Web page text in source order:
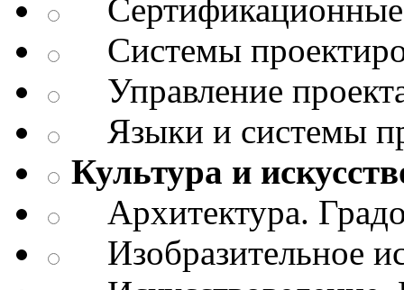
Сертификационные
Системы
Управление
Языки и системы
Культура и
Архитектура.
Изобразительное